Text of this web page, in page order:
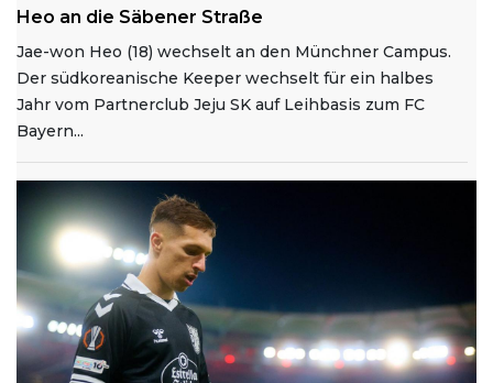
Heo an die Säbener Straße
Jae-won Heo (18) wechselt an den Münchner Campus.
Der südkoreanische Keeper wechselt für ein halbes
Jahr vom Partnerclub Jeju SK auf Leihbasis zum FC
Bayern...